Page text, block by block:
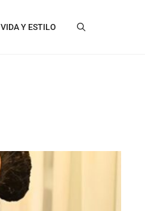
VIDA Y ESTILO